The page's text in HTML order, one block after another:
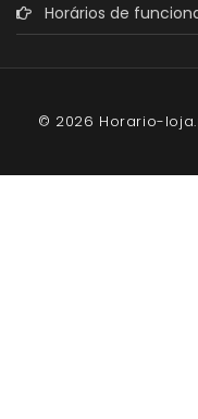
Horários de
© 2026 Horario-